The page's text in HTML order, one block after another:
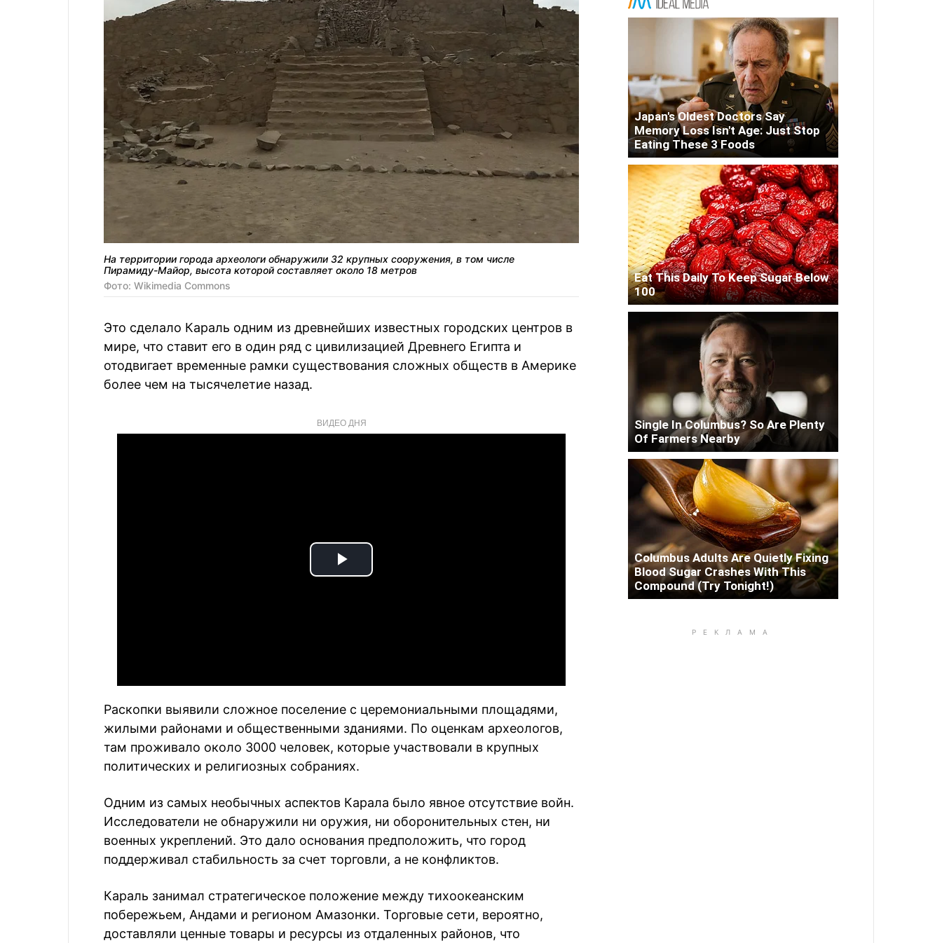
На территории города археологи обнаружили 32 крупных сооружения, в том числе
Пирамиду-Майор, высота которой составляет около 18 метров
Фото: Wikimedia Commons
Это сделало Караль одним из древнейших известных городских центров в
мире, что ставит его в один ряд с цивилизацией Древнего Египта и
отодвигает временные рамки существования сложных обществ в Америке
более чем на тысячелетие назад.
ВИДЕО ДНЯ
Play
Раскопки выявили сложное поселение с церемониальными площадями,
жилыми районами и общественными зданиями. По оценкам археологов,
там проживало около 3000 человек, которые участвовали в крупных
политических и религиозных собраниях.
Одним из самых необычных аспектов Карала было явное отсутствие войн.
Исследователи не обнаружили ни оружия, ни оборонительных стен, ни
военных укреплений. Это дало основания предположить, что город
поддерживал стабильность за счет торговли, а не конфликтов.
Караль занимал стратегическое положение между тихоокеанским
побережьем, Андами и регионом Амазонки. Торговые сети, вероятно,
доставляли ценные товары и ресурсы из отдаленных районов, что